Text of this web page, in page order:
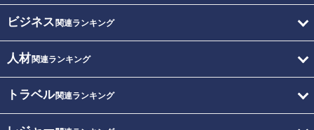
ビジネス 関連ランキング
人材関連ランキング
トラベル関連ランキング